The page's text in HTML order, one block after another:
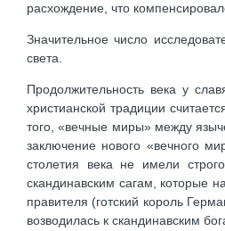
расхождение, что
Значительное число
света.
Продолжительность века у
христианской традиции
того, «вечные миры» между
заключение нового «вечного
столетия века не имели
скандинавским сагам, которые
правителя (готский король
возводилась к скандинавским